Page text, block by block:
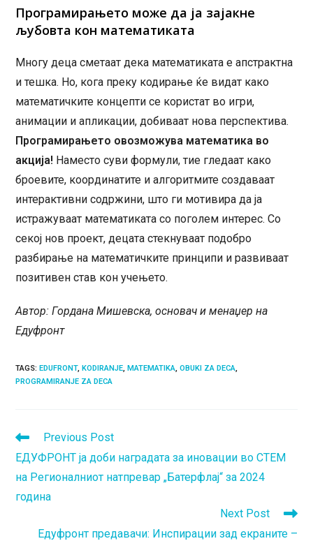
Програмирањето може да ја зајакне
љубовта кон математиката
Многу деца сметаат дека математиката е апстрактна
и тешка. Но, кога преку кодирање ќе видат како
математичките концепти се користат во игри,
анимации и апликации, добиваат нова перспектива.
Програмирањето овозможува математика во
акција! Наместо суви формули, тие гледаат како
броевите, координатите и алгоритмите создаваат
интерактивни содржини, што ги мотивира да ја
истражуваат математиката со поголем интерес. Со
секој нов проект, децата стекнуваат подобро
разбирање на математичките принципи и развиваат
позитивен став кон учењето.
Автор: Гордана Мишевска, основач и менаџер на
Едуфронт
TAGS: EDUFRONT, KODIRANJE, MATEMATIKA, OBUKI ZA DECA,
PROGRAMIRANJE ZA DECA
Read
more
articles
Previous Post
ЕДУФРОНТ ја доби наградата за иновации во СТЕМ
на Регионалниот натпревар „Батерфлај“ за 2024
година
Next Post
Едуфронт предавачи: Инспирации зад екраните –